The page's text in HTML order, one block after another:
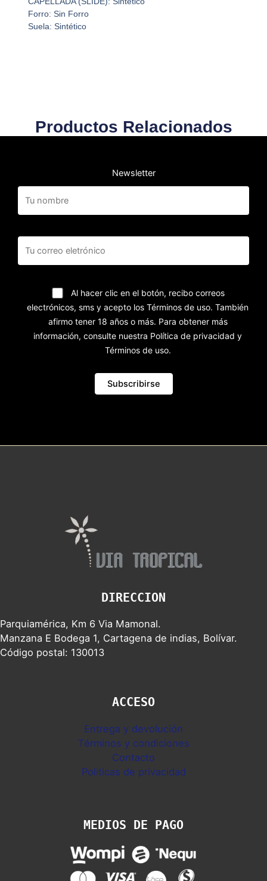
Forro: Sin Forro
Suela: Sintético
Productos Relacionados
Newsletter
Al hacer clic en el botón, recibo correos
electrónicos, sms y acepto los Términos de uso. También
afirmo tener 18 años o más. Para obtener más
información, consulte nuestra Política de privacidad y
Términos de uso.
DIRECCION
Parquiamérica, Km 6 Via Mamonal.
Manzana E Bodega 1, Cartagena de indias, Bolívar.
Código postal: 130013
ACCESO
Entrega y devolución
Términos y condiciones
Contacto
Politicas de privacidad
MEDIOS DE PAGO